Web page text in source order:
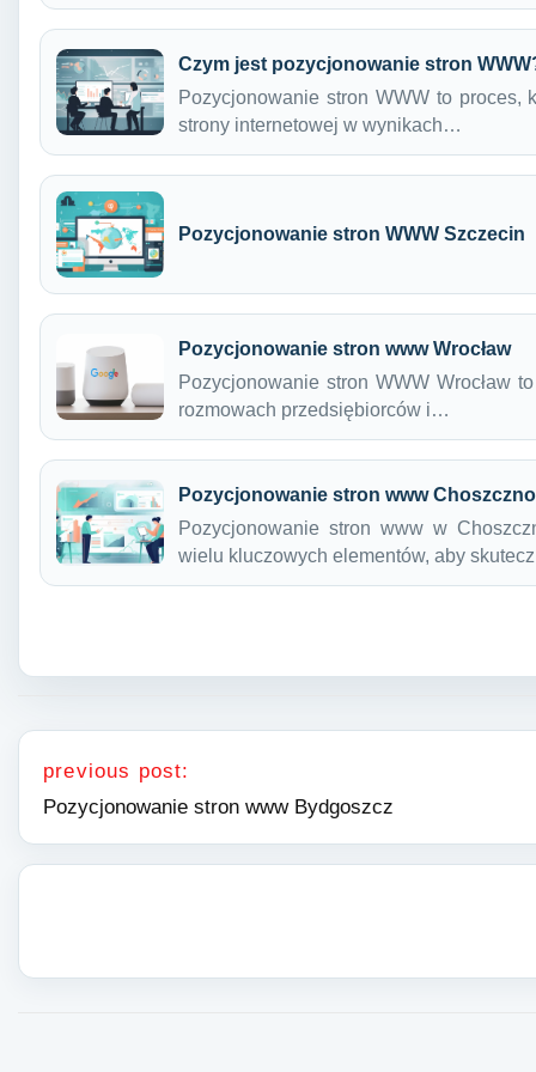
Czym jest pozycjonowanie stron
Pozycjonowanie stron WWW to
strony internetowej w wynikach…
Pozycjonowanie stron WWW Szczecin
Pozycjonowanie stron www Wrocław
Pozycjonowanie stron WWW Wrocław
rozmowach przedsiębiorców i…
Pozycjonowanie stron www Choszczno
Pozycjonowanie stron www w
wielu kluczowych elementów, aby
Nawigacja wpisu
previous post:
Pozycjonowanie stron www Bydgoszcz